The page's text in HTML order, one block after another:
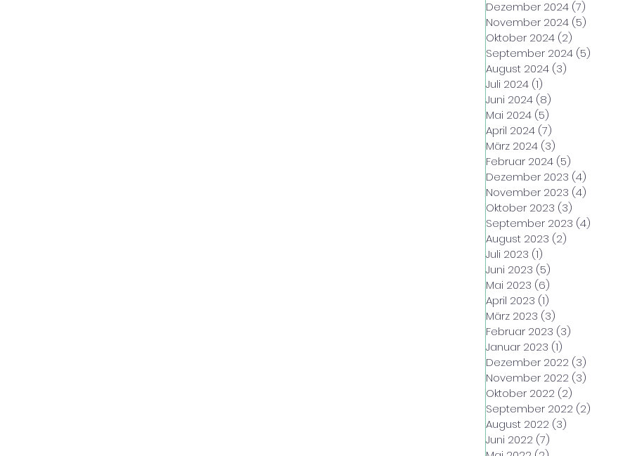
Dezember 2024 (7)
November 2024 (5)
Oktober 2024 (2)
September 2024 (5)
August 2024 (3)
Juli 2024 (1)
Juni 2024 (8)
Mai 2024 (5)
April 2024 (7)
März 2024 (3)
Februar 2024 (5)
Dezember 2023 (4)
November 2023 (4)
Oktober 2023 (3)
September 2023 (4)
August 2023 (2)
Juli 2023 (1)
Juni 2023 (5)
Mai 2023 (6)
April 2023 (1)
März 2023 (3)
Februar 2023 (3)
Januar 2023 (1)
Dezember 2022 (3)
November 2022 (3)
Oktober 2022 (2)
September 2022 (2)
August 2022 (3)
Juni 2022 (7)